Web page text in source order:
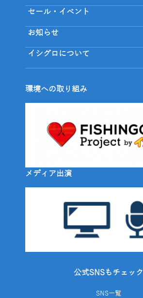
セール・イベント
お知らせ
イシグロについて
環境への取り組み
メディア出演
公式SNSもチェック
SNS一覧